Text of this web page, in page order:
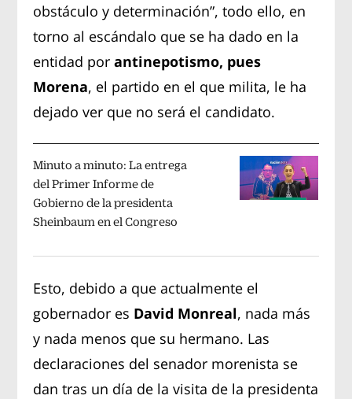
obstáculo y determinación”, todo ello, en
torno al escándalo que se ha dado en la
entidad porantinepotismo, pues
Morena, el partido en el que milita, le ha
dejado ver que no será el candidato.
Minuto a minuto: La entrega
del Primer Informe de
Gobierno de la presidenta
Sheinbaum en el Congreso
Esto, debido a que actualmente el
gobernador es David Monreal, nada más
y nada menos que su hermano. Las
declaraciones del senador morenista se
dan tras un día de la visita de la presidenta